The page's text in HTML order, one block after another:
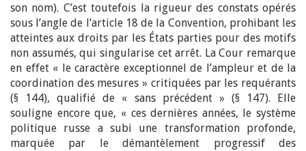
son nom). C’est toutefois la rigueur des constats opérés
sous l’angle de l’article 18 de la Convention, prohibant les
atteintes aux droits par les États parties pour des motifs
non assumés, qui singularise cet arrêt. La Cour remarque
en effet « le caractère exceptionnel de l’ampleur et de la
coordination des mesures » critiquées par les requérants
(§ 144), qualifié de « sans précédent » (§ 147). Elle
souligne encore que, « ces dernières années, le système
politique russe a subi une transformation profonde,
marquée par le démantèlement progressif des